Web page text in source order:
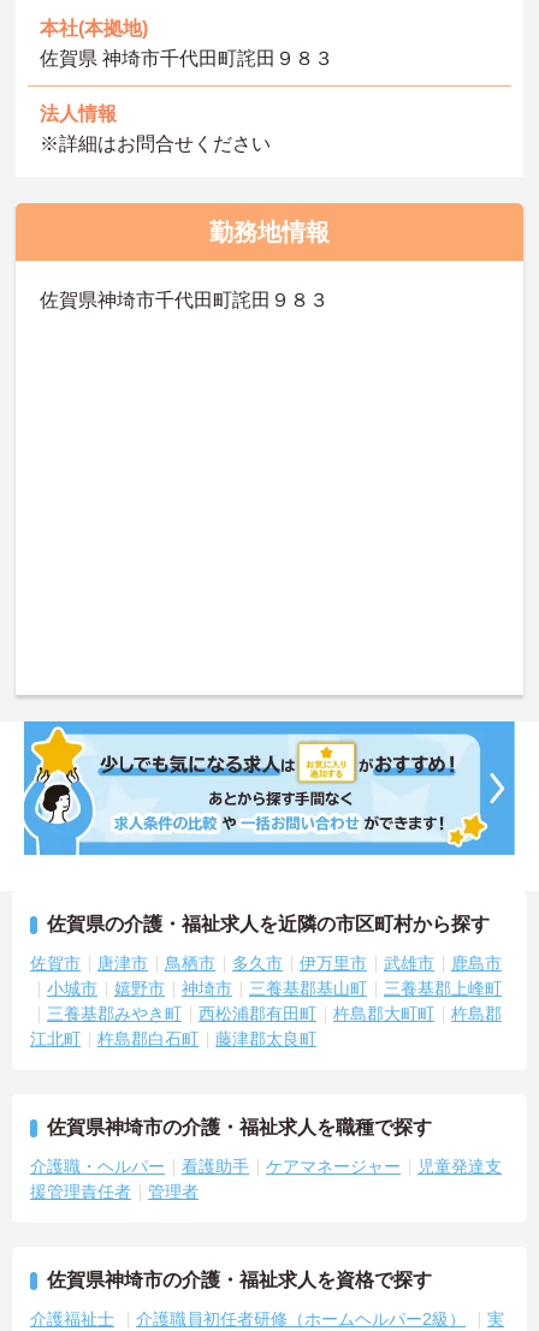
本社(本拠地)
佐賀県 神埼市千代田町詫田９８３
法人情報
※詳細はお問合せください
勤務地情報
佐賀県神埼市千代田町詫田９８３
佐賀県の介護・福祉求人を近隣の市区町村から探す
佐賀市 唐津市 鳥栖市 多久市 伊万里市 武雄市
鹿島市
小城市
嬉野市 神埼市 三養基郡基山町
三養基郡上峰町
三養基郡みやき町
西松浦郡有田町 杵島郡大町町
杵島郡
江北町
杵島郡白石町 藤津郡太良町
佐賀県神埼市の介護・福祉求人を職種で探す
介護職・ヘルパー 看護助手 ケアマネージャー
児童発達支
援管理責任者
管理者
佐賀県神埼市の介護・福祉求人を資格で探す
介護福祉士 介護職員初任者研修（ホームヘルパー2級）
実